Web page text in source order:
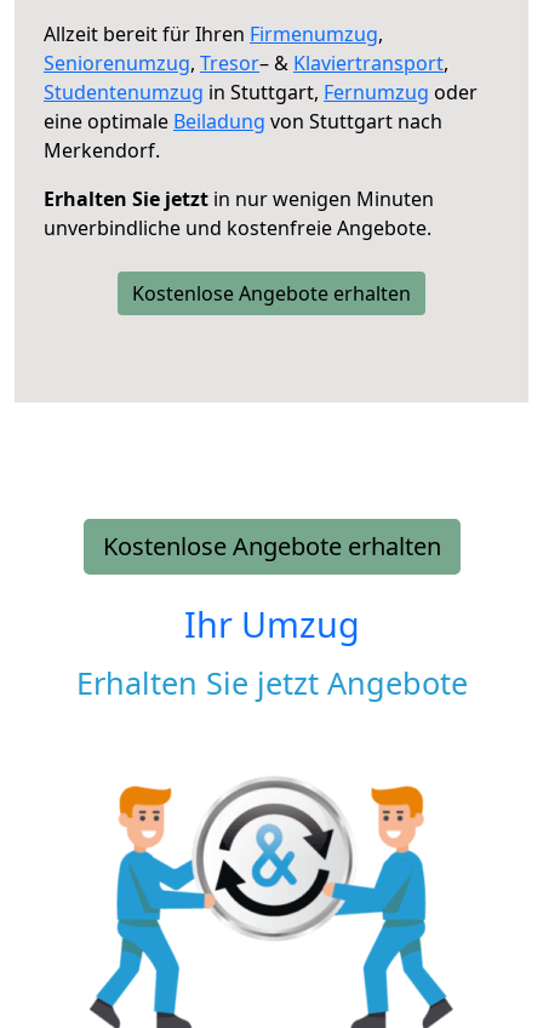
Allzeit bereit für Ihren Firmenumzug,
Seniorenumzug, Tresor– & Klaviertransport,
Studentenumzug in Stuttgart, Fernumzug oder
eine optimale Beiladung von Stuttgart nach
Merkendorf.
Erhalten Sie jetzt in nur wenigen Minuten
unverbindliche und kostenfreie Angebote.
Kostenlose Angebote erhalten
Kostenlose Angebote erhalten
Ihr Umzug
Erhalten Sie jetzt Angebote